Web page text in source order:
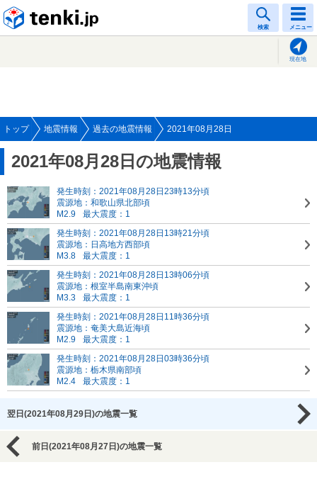
検索 メニュー
現在地
トップ 地震情報 過去の地震情報 2021年08月28日
2021年08月28日の地震情報
発生時刻：2021年08月28日23時13分頃
震源地：和歌山県北部頃
M2.9
最大震度：1
発生時刻：2021年08月28日13時21分頃
震源地：日高地方西部頃
M3.8
最大震度：1
発生時刻：2021年08月28日13時06分頃
震源地：根室半島南東沖頃
M3.3
最大震度：1
発生時刻：2021年08月28日11時36分頃
震源地：奄美大島近海頃
M2.9
最大震度：1
発生時刻：2021年08月28日03時36分頃
震源地：栃木県南部頃
M2.4
最大震度：1
翌日(2021年08月29日)の地震一覧
前日(2021年08月27日)の地震一覧